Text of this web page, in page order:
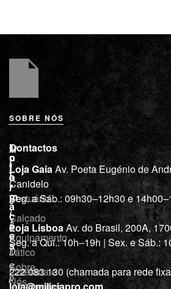
SOBRE NÓS
M
i
l
í
c
i
a
“
D
e
p
L
o
j
a
Vestuário
Calçado
Equipamento
Tático
Cutelaria e
ferramentas
I
n
f
o
r
m
a
ç
õ
e
s
Sobre
Nós
Contactos
Loja Gaia Av. Poeta Eugénio de
Canidelo
Seg. a Sáb.: 09h30–12h30 e
Loja LisboaAv. do Brasil, 200A,
Seg. a Qui.: 10h–19h | Sex. e Sáb.:
222 083 130 (chamada para rede
loja@miliciapro.com